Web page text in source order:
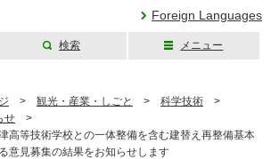
Foreign Languages
検索 メニュー
> 観光・産業・しごと > 科学技術 >
せ >
高等技術学校との一体整備を含む建替え再整備基本
意見募集の結果をお知らせします